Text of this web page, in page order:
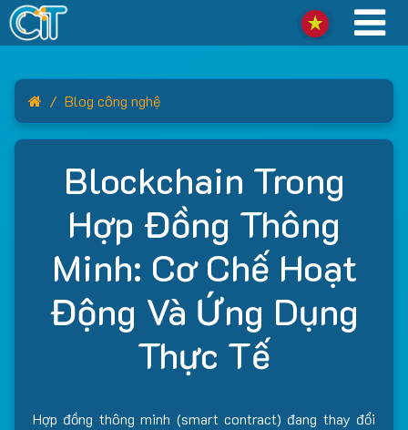
HomeBlog công nghệ
Blockchain Trong
Hợp Đồng Thông
Minh: Cơ Chế Hoạt
Động Và Ứng Dụng
Thực Tế
Hợp đồng thông minh (smart contract) đang thay đổi